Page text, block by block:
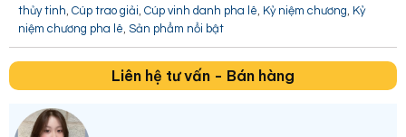
thủy tinh Cúp trao giải Cúp vinh danh pha lê Kỷ niệm chương Kỷ
niệm chương pha lê Sản phẩm nổi bật
Liên hệ tư vấn - Bán hàng